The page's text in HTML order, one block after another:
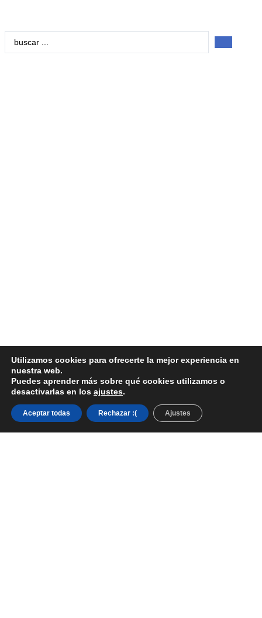
Utilizamos cookies para ofrecerte la mejor experiencia en
nuestra web.
Puedes aprender más sobre qué cookies utilizamos o
desactivarlas en los ajustes.
Aceptar todas Rechazar :( Ajustes